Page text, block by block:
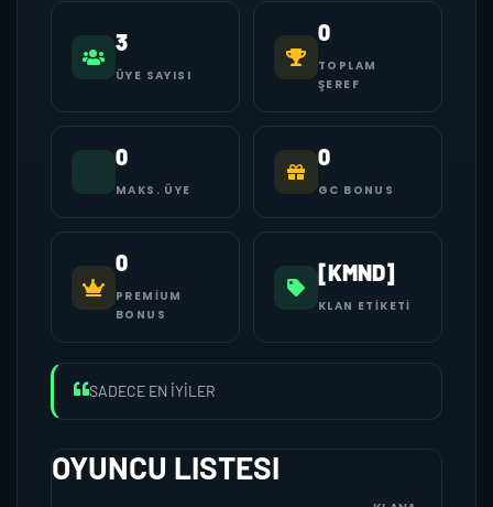
3
ÜYE SAYISI
0
TOPLAM
ŞEREF
0
MAKS. ÜYE
0
GC BONUS
0
PREMIUM
BONUS
[KMND]
KLAN ETIKETI
SADECE EN İYİLER
OYUNCU LISTESI